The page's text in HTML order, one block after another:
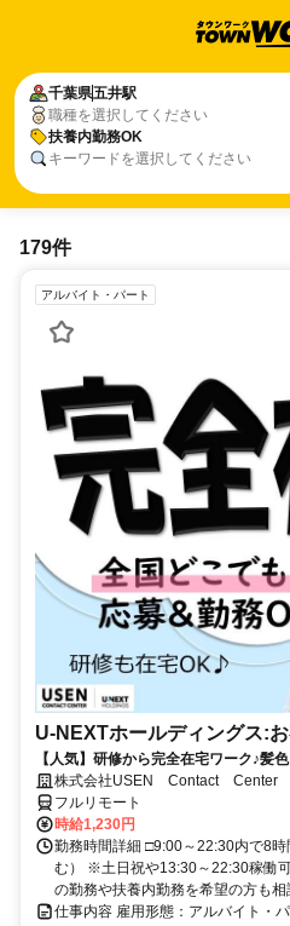
千葉県五井駅
職種を選択してください
扶養内勤務OK
キーワードを選択してください
179件
アルバイト・パート
U-NEXTホールディングス:
【人気】研修から完全在宅ワーク♪髪
株式会社USEN Contact Center
フルリモート
時給1,230円
勤務時間詳細 □9:00～22:30内で8
む） ※土日祝や13:30～22:30稼働
の勤務や扶養内勤務を希望の方も相
仕事内容 雇用形態：アルバイト・